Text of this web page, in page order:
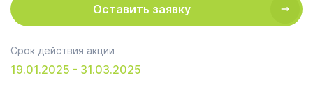
Оставить заявку
Срок действия акции
19.01.2025 - 31.03.2025